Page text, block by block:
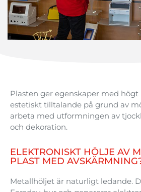
Plasten ger egenskaper med högt
estetiskt tilltalande på grund av
arbeta med utformningen av
och dekoration.
ELEKTRONISKT HÖLJE AV
PLAST MED
Metallhöljet är naturligt ledande.